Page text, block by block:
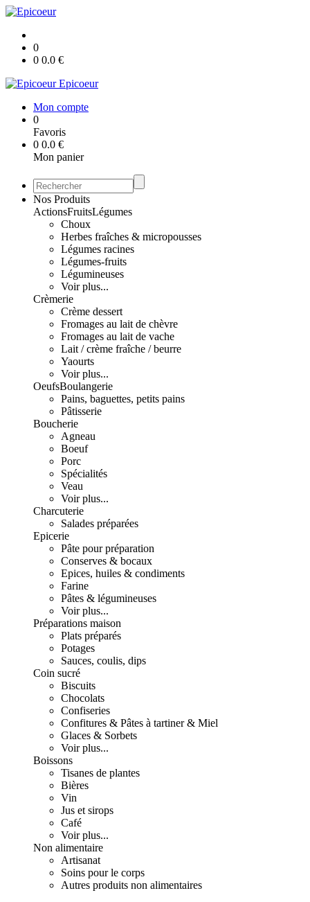
0
0 0.0 €
Epicoeur
Mon compte
0
Favoris
0 0.0 €
Mon panier
Nos Produits
ActionsFruitsLégumes
Choux
Herbes fraîches & micropousses
Légumes racines
Légumes-fruits
Légumineuses
Voir plus...
Crèmerie
Crème dessert
Fromages au lait de chèvre
Fromages au lait de vache
Lait / crème fraîche / beurre
Yaourts
Voir plus...
OeufsBoulangerie
Pains, baguettes, petits pains
Pâtisserie
Boucherie
Agneau
Boeuf
Porc
Spécialités
Veau
Voir plus...
Charcuterie
Salades préparées
Epicerie
Pâte pour préparation
Conserves & bocaux
Epices, huiles & condiments
Farine
Pâtes & légumineuses
Voir plus...
Préparations maison
Plats préparés
Potages
Sauces, coulis, dips
Coin sucré
Biscuits
Chocolats
Confiseries
Confitures & Pâtes à tartiner & Miel
Glaces & Sorbets
Voir plus...
Boissons
Tisanes de plantes
Bières
Vin
Jus et sirops
Café
Voir plus...
Non alimentaire
Artisanat
Soins pour le corps
Autres produits non alimentaires